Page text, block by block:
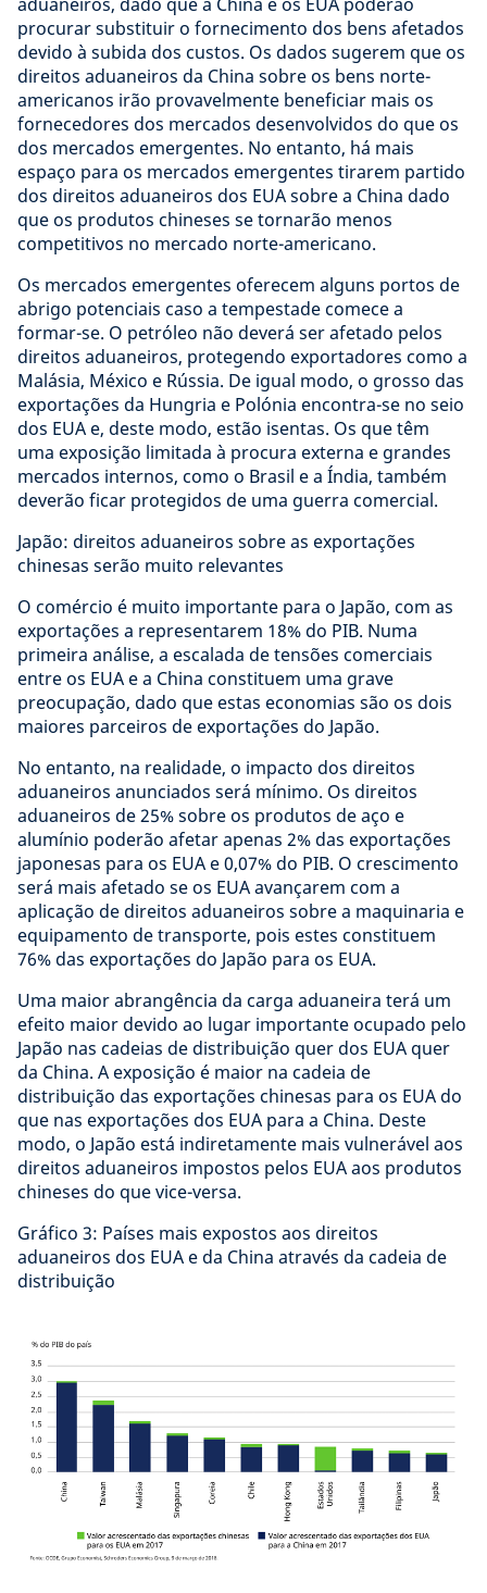
procurar substituir o fornecimento dos bens afetados
devido à subida dos custos. Os dados sugerem que os
direitos aduaneiros da China sobre os bens norte-
americanos irão provavelmente beneficiar mais os
fornecedores dos mercados desenvolvidos do que os
dos mercados emergentes. No entanto, há mais
espaço para os mercados emergentes tirarem partido
dos direitos aduaneiros dos EUA sobre a China dado
que os produtos chineses se tornarão menos
competitivos no mercado norte-americano.
Os mercados emergentes oferecem alguns portos de
abrigo potenciais caso a tempestade comece a
formar-se. O petróleo não deverá ser afetado pelos
direitos aduaneiros, protegendo exportadores como a
Malásia, México e Rússia. De igual modo, o grosso das
exportações da Hungria e Polónia encontra-se no seio
dos EUA e, deste modo, estão isentas. Os que têm
uma exposição limitada à procura externa e grandes
mercados internos, como o Brasil e a Índia, também
deverão ficar protegidos de uma guerra comercial.
Japão: direitos aduaneiros sobre as exportações
chinesas serão muito relevantes
O comércio é muito importante para o Japão, com as
exportações a representarem 18% do PIB. Numa
primeira análise, a escalada de tensões comerciais
entre os EUA e a China constituem uma grave
preocupação, dado que estas economias são os dois
maiores parceiros de exportações do Japão.
No entanto, na realidade, o impacto dos direitos
aduaneiros anunciados será mínimo. Os direitos
aduaneiros de 25% sobre os produtos de aço e
alumínio poderão afetar apenas 2% das exportações
japonesas para os EUA e 0,07% do PIB. O crescimento
será mais afetado se os EUA avançarem com a
aplicação de direitos aduaneiros sobre a maquinaria e
equipamento de transporte, pois estes constituem
76% das exportações do Japão para os EUA.
Uma maior abrangência da carga aduaneira terá um
efeito maior devido ao lugar importante ocupado pelo
Japão nas cadeias de distribuição quer dos EUA quer
da China. A exposição é maior na cadeia de
distribuição das exportações chinesas para os EUA do
que nas exportações dos EUA para a China. Deste
modo, o Japão está indiretamente mais vulnerável aos
direitos aduaneiros impostos pelos EUA aos produtos
chineses do que vice-versa.
Gráfico 3: Países mais expostos aos direitos
aduaneiros dos EUA e da China através da cadeia de
distribuição